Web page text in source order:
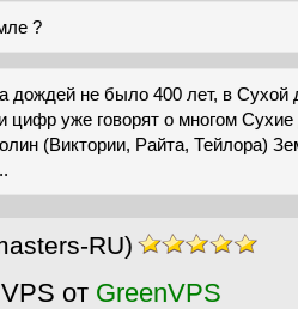
?
дождей не было 400 лет, в Сухой
цифр уже говорят о многом
(Виктории, Райта, Тейлора)
RU)
от GreenVPS